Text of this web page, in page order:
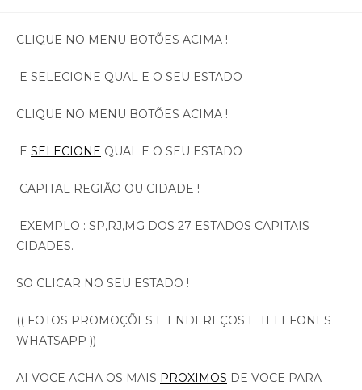
CLIQUE NO MENU BOTÕES ACIMA !
E SELECIONE QUAL E O SEU ESTADO
CLIQUE NO MENU BOTÕES ACIMA !
E SELECIONE QUAL E O SEU ESTADO
CAPITAL REGIÃO OU CIDADE !
EXEMPLO : SP,RJ,MG DOS 27 ESTADOS CAPITAIS
CIDADES.
SO CLICAR NO SEU ESTADO !
(( FOTOS PROMOÇÕES E ENDEREÇOS E TELEFONES
WHATSAPP ))
AI VOCE ACHA OS MAIS PROXIMOS DE VOCE PARA